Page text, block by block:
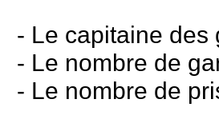
- Le capitaine des
- Le nombre de
- Le nombre de